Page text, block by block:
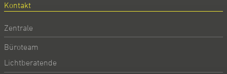
Kontakt
Zentrale
Büroteam
Lichtberatende